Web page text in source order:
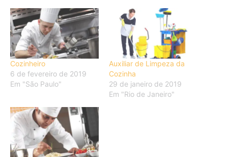
Cozinheiro
6 de fevereiro de 2019
Em "São Paulo"
Auxiliar de Limpeza da
Cozinha
29 de janeiro de 2019
Em "Rio de Janeiro"